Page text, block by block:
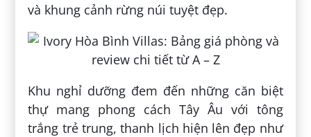
và khung cảnh rừng núi tuyệt đẹp.
Khu nghỉ dưỡng đem đến những căn biệt
thự mang phong cách Tây Âu với tông
trắng trẻ trung, thanh lịch hiện lên đẹp như